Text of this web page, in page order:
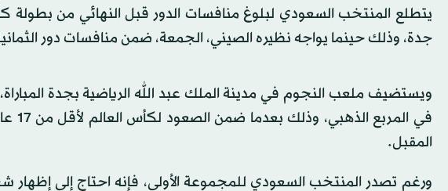
جدة، وذلك حينما يواجه نظيره الصيني، الجمعة، ضمن منافسات دور
ويستضيف ملعب النجوم في مدينة الملك عبد الله الرياضية بجدة
في
المقبل.
ورغم تصدر المنتخب السعودي للمجموعة الأولى، فإنه احتاج إلى